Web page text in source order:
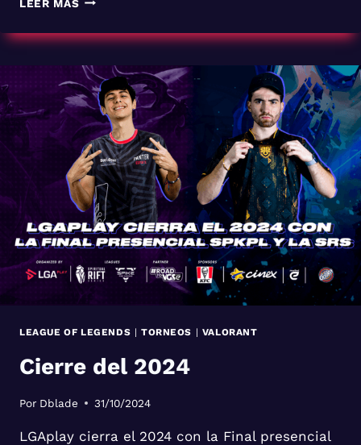
LEER MÁS
TO
LEAGUE OF LEGENDS | TORNEOS | VALORANT
Cierre del 2024
Por Dblade 31/10/2024
LGAplay cierra el 2024 con la Final presencial